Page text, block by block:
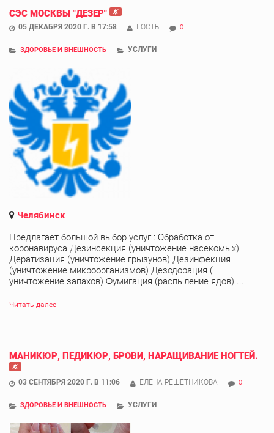
СЭС МОСКВЫ "ДЕЗЕР"
05 ДЕКАБРЯ 2020 Г. В 17:58 ГОСТЬ 0
ЗДОРОВЬЕ И ВНЕШНОСТЬ УСЛУГИ
Челябинск
Предлагает большой выбор услуг : Обработка от
коронавируса Дезинсекция (уничтожение насекомых)
Дератизация (уничтожение грызунов) Дезинфекция
(уничтожение микроорганизмов) Дезодорация (
уничтожение запахов) Фумигация (распыление ядов) ...
Читать далее
МАНИКЮР, ПЕДИКЮР, БРОВИ, НАРАЩИВАНИЕ НОГТЕЙ.
03 СЕНТЯБРЯ 2020 Г. В 11:06 ЕЛЕНА РЕШЕТНИКОВА 0
ЗДОРОВЬЕ И ВНЕШНОСТЬ УСЛУГИ